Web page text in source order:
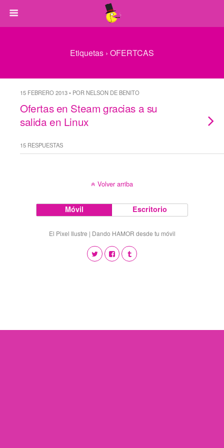
Etiquetas › OFERTCAS
15 FEBRERO 2013 • POR NELSON DE BENITO
Ofertas en Steam gracias a su
salida en Linux
15 RESPUESTAS
Volver arriba
Móvil Escritorio
El Pixel Ilustre | Dando HAMOR desde tu móvil